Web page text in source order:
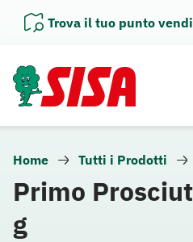
Trova il tuo punto
Home Tutti i Prodotti
Primo
g